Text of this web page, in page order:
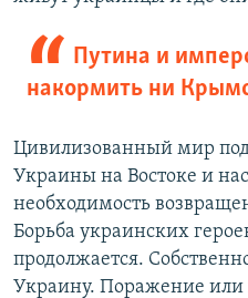
Путина и
накормить ни
Цивилизованный мир
Украины на Востоке и
необходимость
Борьба украинских
продолжается.
Украину. Поражение или